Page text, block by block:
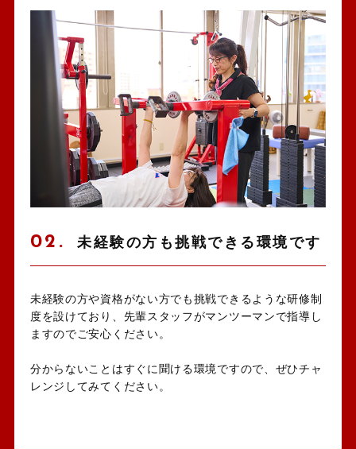
02. 未経験の方も挑戦できる環境です
未経験の方や資格がない方でも挑戦できるような研修制
度を設けており、先輩スタッフがマンツーマンで指導し
ますのでご安心ください。
分からないことはすぐに聞ける環境ですので、ぜひチャ
レンジしてみてください。